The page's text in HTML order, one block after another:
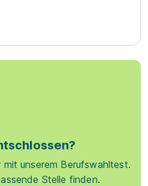
mit unserem Berufswahltest.
Stelle finden.